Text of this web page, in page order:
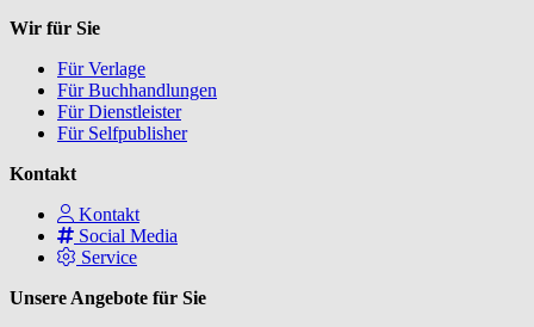
Wir für Sie
Für Verlage
Für Buchhandlungen
Für Dienstleister
Für Selfpublisher
Kontakt
Kontakt
Social Media
Service
Unsere Angebote für Sie